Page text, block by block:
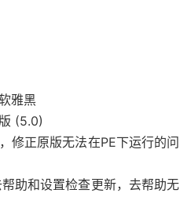
雅黑
(5.0)
修正原版无法在PE下运行的问
助和设置检查更新，去帮助无